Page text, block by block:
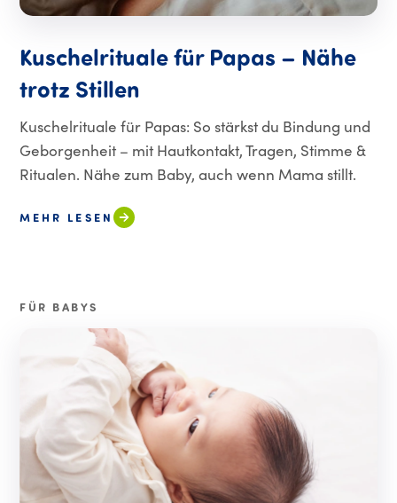
Kuschelrituale für Papas – Nähe
trotz Stillen
Kuschelrituale für Papas: So stärkst du Bindung und
Geborgenheit – mit Hautkontakt, Tragen, Stimme &
Ritualen. Nähe zum Baby, auch wenn Mama stillt.
MEHR LESEN
FÜR BABYS